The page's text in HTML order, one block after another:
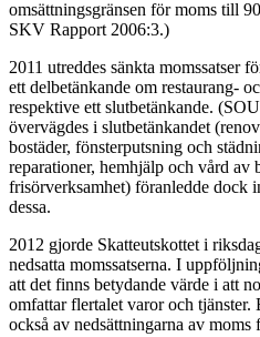
omsättningsgränsen för moms till
SKV Rapport 2006:3.)
2011 utreddes sänkta momssatser
ett delbetänkande om restaurang-
respektive ett slutbetänkande.
övervägdes i slutbetänkandet
bostäder, fönsterputsning och
reparationer, hemhjälp och vård av
frisörverksamhet) föranledde dock
dessa.
2012 gjorde Skatteutskottet i
nedsatta momssatserna. I
att det finns betydande värde i att
omfattar flertalet varor och
också av nedsättningarna av